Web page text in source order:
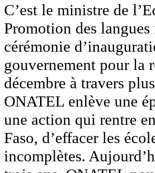
C’est le ministre de
Promotion des
cérémonie
gouvernement pour la
décembre à travers
ONATEL enlève une
une action qui rentre
Faso, d’effacer les
incomplètes.